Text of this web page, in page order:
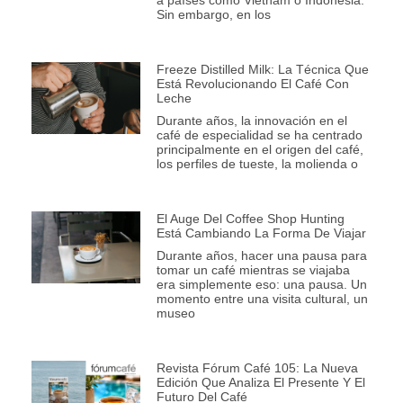
Sin embargo, en los
Freeze Distilled Milk: La Técnica Que
Está Revolucionando El Café Con
Leche
Durante años, la innovación en el
café de especialidad se ha centrado
principalmente en el origen del café,
los perfiles de tueste, la molienda o
El Auge Del Coffee Shop Hunting
Está Cambiando La Forma De Viajar
Durante años, hacer una pausa para
tomar un café mientras se viajaba
era simplemente eso: una pausa. Un
momento entre una visita cultural, un
museo
Revista Fórum Café 105: La Nueva
Edición Que Analiza El Presente Y El
Futuro Del Café